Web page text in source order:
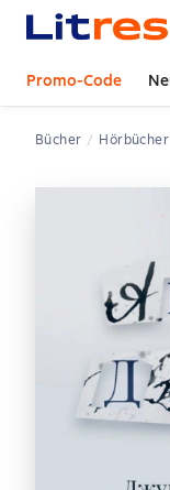
Promo-Code
Bücher Hörbücher